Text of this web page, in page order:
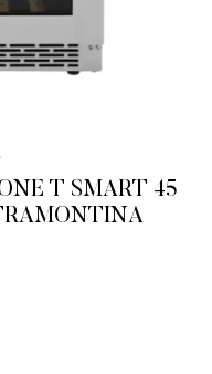
T SMART 45